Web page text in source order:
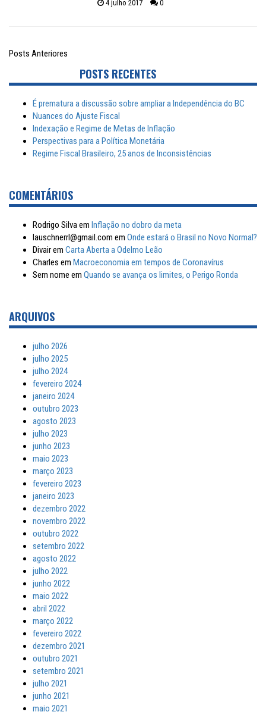
4 julho 2017 0
Posts Anteriores
POSTS RECENTES
É prematura a discussão sobre ampliar a Independência do BC
Nuances do Ajuste Fiscal
Indexação e Regime de Metas de Inflação
Perspectivas para a Política Monetária
Regime Fiscal Brasileiro, 25 anos de Inconsistências
COMENTÁRIOS
Rodrigo Silvaem Inflação no dobro da meta
lauschnerrl@gmail.com em Onde estará o Brasil no Novo Normal?
Divairem Carta Aberta a Odelmo Leão
Charles em Macroeconomia em tempos de Coronavírus
Sem nome em Quando se avança os limites, o Perigo Ronda
ARQUIVOS
julho 2026
julho 2025
julho 2024
fevereiro 2024
janeiro 2024
outubro 2023
agosto 2023
julho 2023
junho 2023
maio 2023
março 2023
fevereiro 2023
janeiro 2023
dezembro 2022
novembro 2022
outubro 2022
setembro 2022
agosto 2022
julho 2022
junho 2022
maio 2022
abril 2022
março 2022
fevereiro 2022
dezembro 2021
outubro 2021
setembro 2021
julho 2021
junho 2021
maio 2021